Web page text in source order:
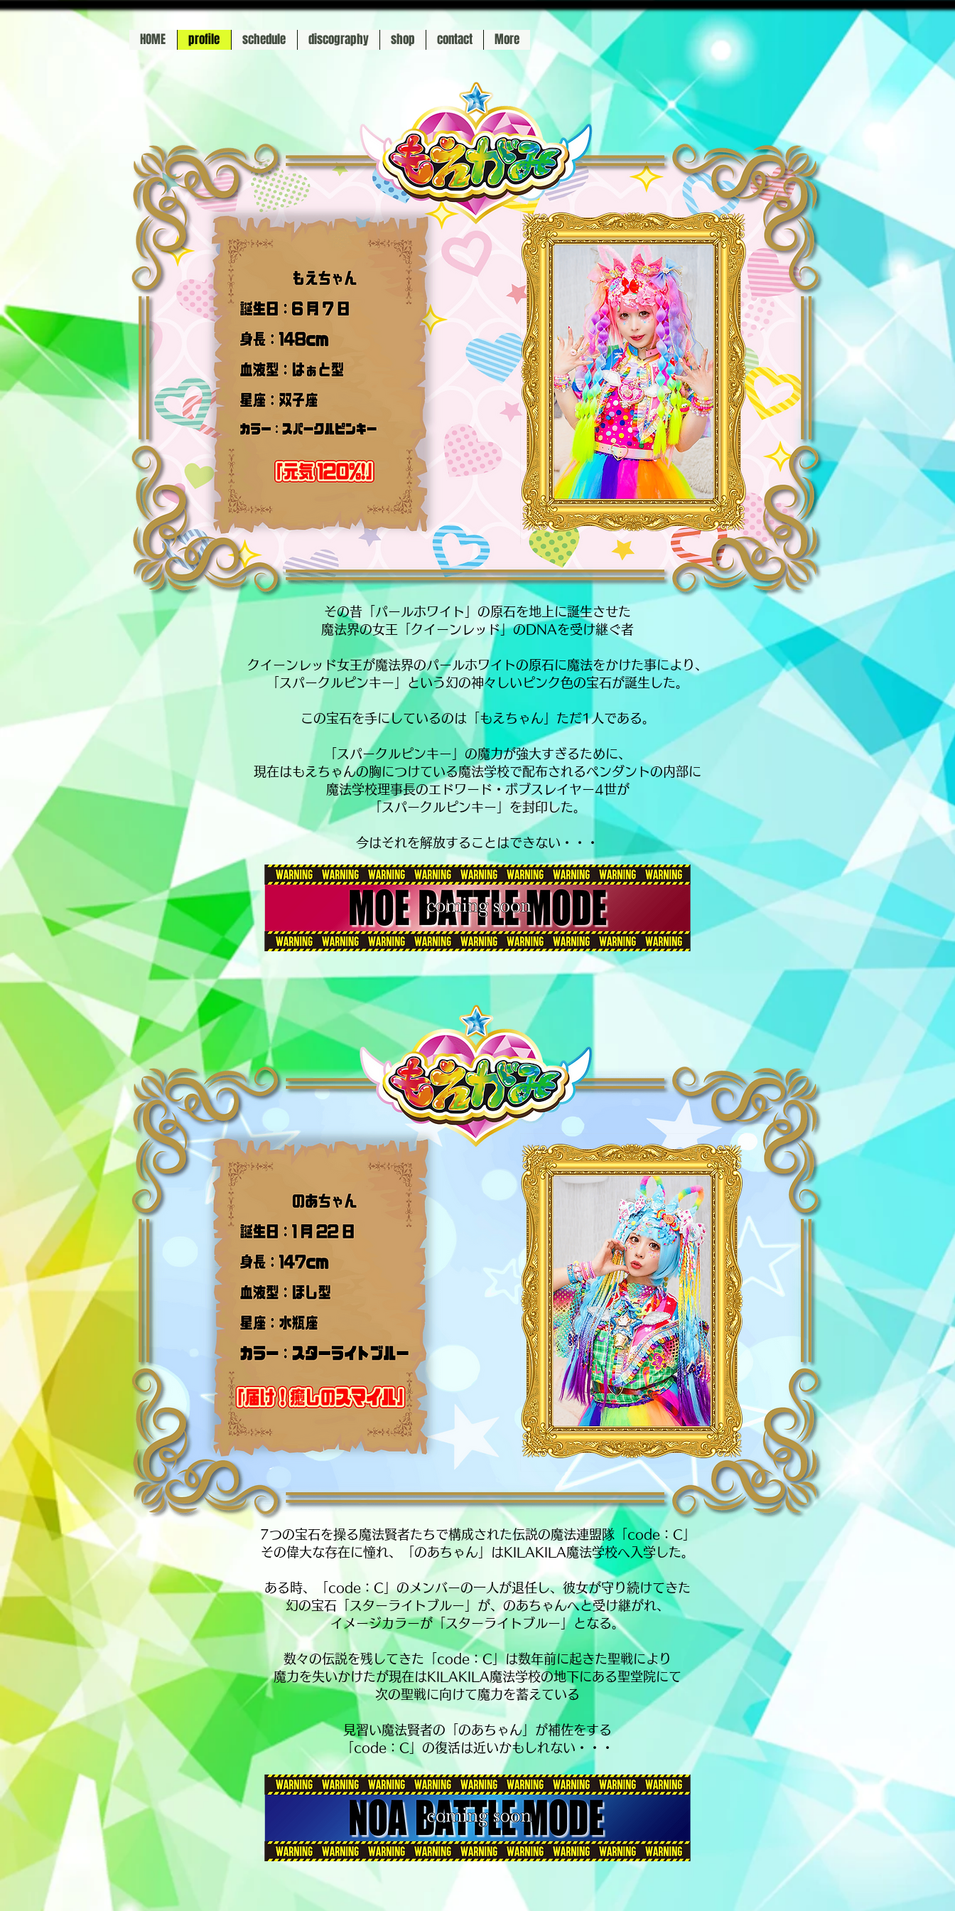
HOME profile schedule discography shop contact More
その昔「パールホワイト」の原石を地上に誕生させた
魔法界の女王「クイーンレッド」のDNAを受け継ぐ者
クイーンレッド女王が魔法界のパールホワイトの原石に魔法をかけた事により、
「スパークルピンキー」という幻の神々しいピンク色の宝石が誕生した。
この宝石を手にしているのは「もえちゃん」ただ1人である。
「スパークルピンキー」の魔力が強大すぎるために、
現在はもえちゃんの胸につけている魔法学校で配布されるペンダントの内部に
魔法学校理事長のエドワード・ボブスレイヤー4世が
「スパークルピンキー」を封印した。
​今はそれを解放することはできない・・・
7つの宝石を操る魔法賢者たちで構成された伝説の魔法連盟隊「code：C」
その偉大な存在に憧れ、「のあちゃん」はKILAKILA魔法学校へ入学した。
ある時、「code：C」のメンバーの一人が退任し、彼女が守り続けてきた
幻の宝石「スターライトブルー」が、のあちゃんへと受け継がれ、
イメージカラーが「スターライトブルー」となる。
数々の伝説を残してきた「code：C」は数年前に起きた聖戦により
魔力を失いかけたが現在はKILAKILA魔法学校の地下にある聖堂院にて
次の聖戦に向けて魔力を蓄えている
見習い魔法賢者の「のあちゃん」が補佐をする
「code：C」の復活は近いかもしれない・・・